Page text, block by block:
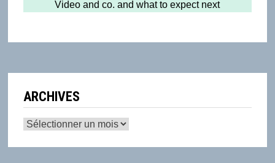
Video and co. and what to expect next
ARCHIVES
Archives